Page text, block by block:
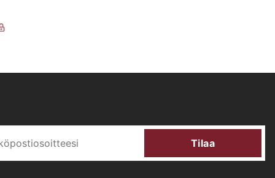
Tilaa